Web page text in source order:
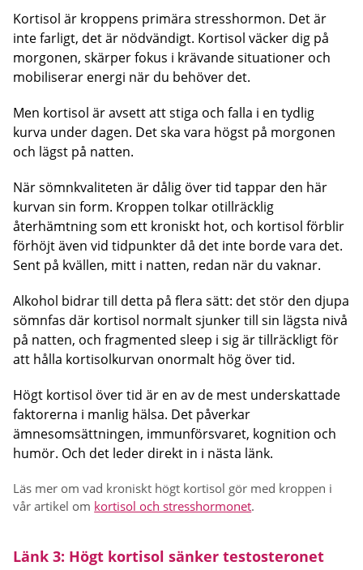
Kortisol är kroppens primära stresshormon. Det är
inte farligt, det är nödvändigt. Kortisol väcker dig på
morgonen, skärper fokus i krävande situationer och
mobiliserar energi när du behöver det.
Men kortisol är avsett att stiga och falla i en tydlig
kurva under dagen. Det ska vara högst på morgonen
och lägst på natten.
När sömnkvaliteten är dålig över tid tappar den här
kurvan sin form. Kroppen tolkar otillräcklig
återhämtning som ett kroniskt hot, och kortisol förblir
förhöjt även vid tidpunkter då det inte borde vara det.
Sent på kvällen, mitt i natten, redan när du vaknar.
Alkohol bidrar till detta på flera sätt: det stör den djupa
sömnfas där kortisol normalt sjunker till sin lägsta nivå
på natten, och fragmented sleep i sig är tillräckligt för
att hålla kortisolkurvan onormalt hög över tid.
Högt kortisol över tid är en av de mest underskattade
faktorerna i manlig hälsa. Det påverkar
ämnesomsättningen, immunförsvaret, kognition och
humör. Och det leder direkt in i nästa länk.
Läs mer om vad kroniskt högt kortisol gör med kroppen i
vår artikel om kortisol och stresshormonet.
Länk 3: Högt kortisol sänker testosteronet